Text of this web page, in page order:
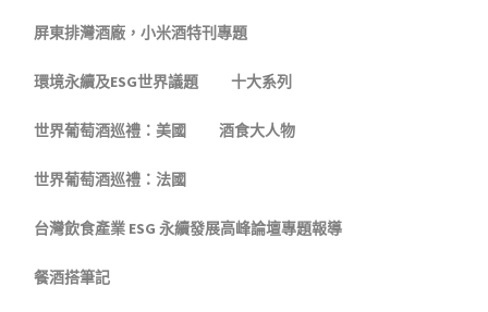
屏東排灣酒廠，小米酒特刊專題
環境永續及ESG世界議題 十大系列
世界葡萄酒巡禮：美國 酒食大人物
世界葡萄酒巡禮：法國
台灣飲食產業 ESG 永續發展高峰論壇專題報導
餐酒搭筆記